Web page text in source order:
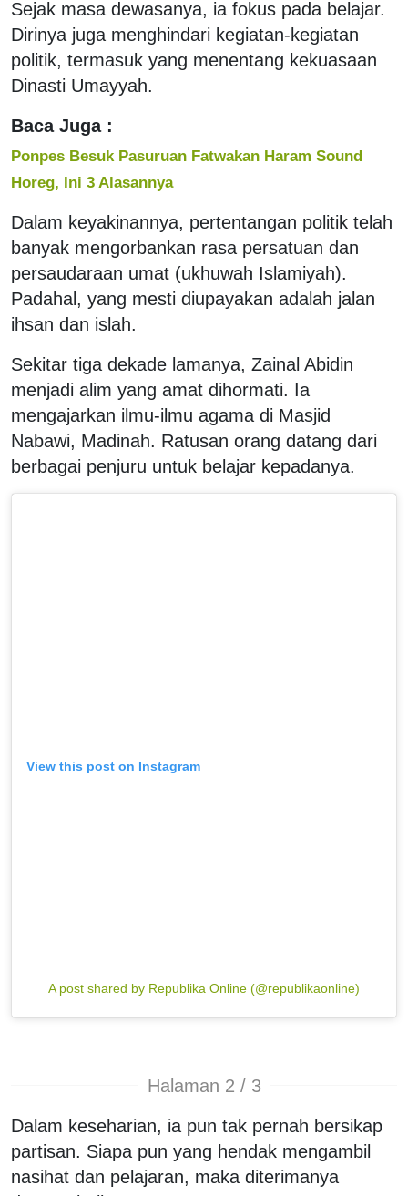
Sejak masa dewasanya, ia fokus pada belajar.
Dirinya juga menghindari kegiatan-kegiatan
politik, termasuk yang menentang kekuasaan
Dinasti Umayyah.
Baca Juga :
Ponpes Besuk Pasuruan Fatwakan Haram Sound
Horeg, Ini 3 Alasannya
Dalam keyakinannya, pertentangan politik telah
banyak mengorbankan rasa persatuan dan
persaudaraan umat (ukhuwah Islamiyah).
Padahal, yang mesti diupayakan adalah jalan
ihsan dan islah.
Sekitar tiga dekade lamanya, Zainal Abidin
menjadi alim yang amat dihormati. Ia
mengajarkan ilmu-ilmu agama di Masjid
Nabawi, Madinah. Ratusan orang datang dari
berbagai penjuru untuk belajar kepadanya.
View this post on Instagram
A post shared by Republika Online (@republikaonline)
Halaman 2 / 3
Dalam keseharian, ia pun tak pernah bersikap
partisan. Siapa pun yang hendak mengambil
nasihat dan pelajaran, maka diterimanya